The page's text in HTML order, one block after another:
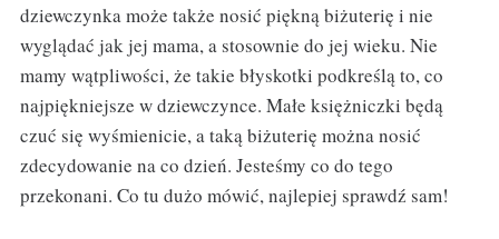
dziewczynka może także nosić piękną biżuterię i nie
wyglądać jak jej mama, a stosownie do jej wieku. Nie
mamy wątpliwości, że takie błyskotki podkreślą to, co
najpiękniejsze w dziewczynce. Małe księżniczki będą
czuć się wyśmienicie, a taką biżuterię można nosić
zdecydowanie na co dzień. Jesteśmy co do tego
przekonani. Co tu dużo mówić, najlepiej sprawdź sam!